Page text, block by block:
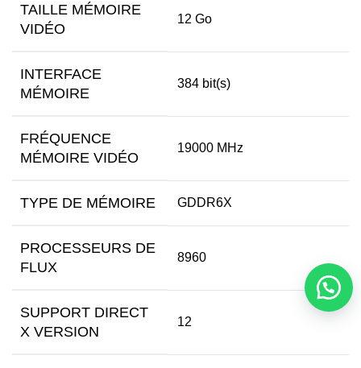
TAILLE MÉMOIRE
VIDÉO
12 Go
INTERFACE
MÉMOIRE
384 bit(s)
FRÉQUENCE
MÉMOIRE VIDÉO
19000 MHz
TYPE DE MÉMOIRE GDDR6X
PROCESSEURS DE
FLUX
8960
SUPPORT DIRECT
X VERSION
12